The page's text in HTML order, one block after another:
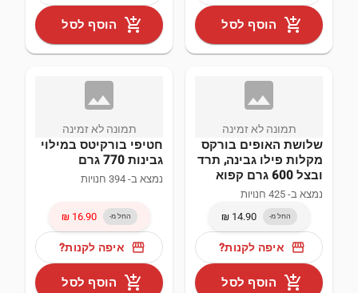
add_shopping_cart הוסף לסל add_shopping_cart הוסף לסל
תמונה לא זמינה
שלושת האופים בורקס
מקלות פילו גבינה, תרד
ובצל 600 גרם קפוא
נמצא ב- 425 חנויות
החל מ- ‏14.90 ‏₪
storefront איפה לקנות?
add_shopping_cart הוסף לסל
תמונה לא זמינה
חטיפי בורקיטס במילוי
גבינות 770 גרם
נמצא ב- 394 חנויות
החל מ- ‏16.90 ‏₪
storefront איפה לקנות?
add_shopping_cart הוסף לסל